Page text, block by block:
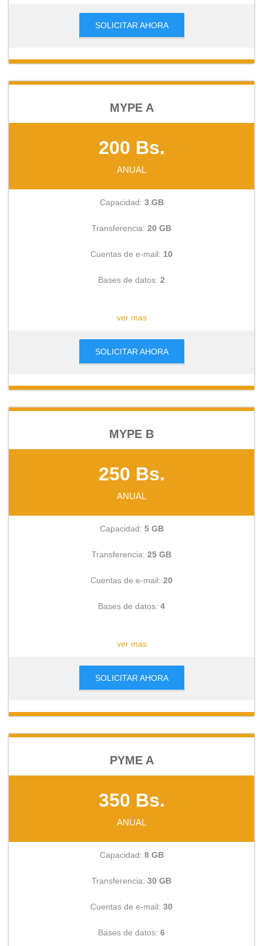
SOLICITAR AHORA
MYPE A
200 Bs.
ANUAL
Capacidad: 3 GB
Transferencia: 20 GB
Cuentas de e-mail: 10
Bases de datos: 2
ver mas
SOLICITAR AHORA
MYPE B
250 Bs.
ANUAL
Capacidad: 5 GB
Transferencia: 25 GB
Cuentas de e-mail: 20
Bases de datos: 4
ver mas
SOLICITAR AHORA
PYME A
350 Bs.
ANUAL
Capacidad: 8 GB
Transferencia: 30 GB
Cuentas de e-mail: 30
Bases de datos: 6